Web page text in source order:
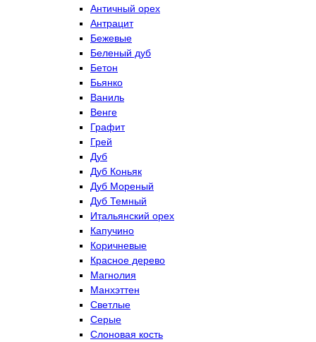
Античный орех
Антрацит
Бежевые
Беленый дуб
Бетон
Бьянко
Ваниль
Венге
Графит
Грей
Дуб
Дуб Коньяк
Дуб Мореный
Дуб Темный
Итальянский орех
Капучино
Коричневые
Красное дерево
Магнолия
Манхэттен
Светлые
Серые
Слоновая кость